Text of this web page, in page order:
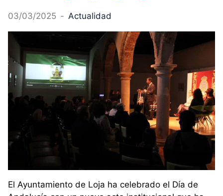
03/03/2025 - Actualidad
El Ayuntamiento de Loja ha celebrado el Día de